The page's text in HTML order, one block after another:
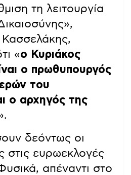
τη λειτουργία
Κασσελάκης,
«ο Κυριάκος
ο πρωθυπουργός
του
ο αρχηγός της
δεόντως οι
στις ευρωεκλογές
απέναντι στο